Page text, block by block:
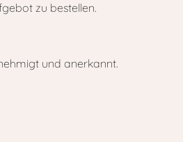
zu bestellen.
und anerkannt.